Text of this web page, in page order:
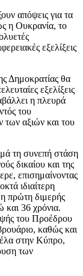
απόψεις για τα
η Ουκρανία, το
εξελίξεις
Δημοκρατίας θα
εξελίξεις
η πλευρά
του
αξιών και του
τη συνεπή στάση
δικαίου και της
επισημαίνοντας
ιδιαίτερη
πρώτη διμερής
36 χρόνια.
του Προέδρου
καθώς και
στην Κύπρο,
των